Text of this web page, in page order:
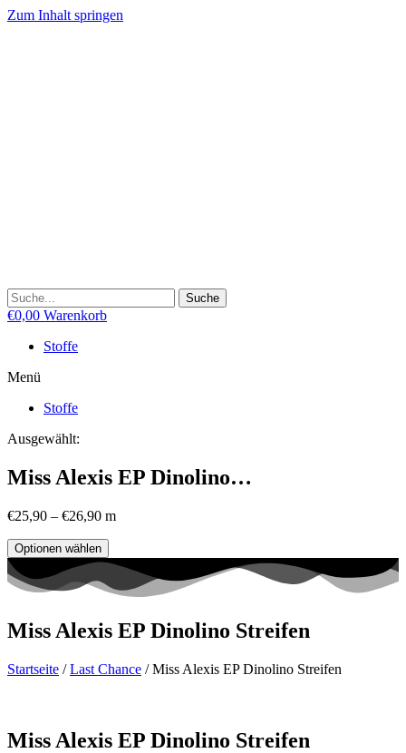
Zum Inhalt springen
Suche
€0,00 Warenkorb
Stoffe
Menü
Stoffe
Ausgewählt:
Miss Alexis EP Dinolino…
€25,90 – €26,90 m
Optionen wählen
Miss Alexis EP Dinolino Streifen
Startseite /Last Chance / Miss Alexis EP Dinolino Streifen
Miss Alexis EP Dinolino Streifen